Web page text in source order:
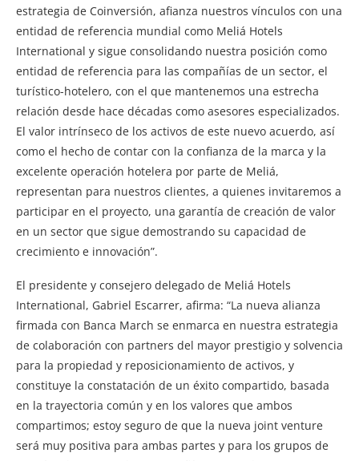
estrategia de Coinversión, afianza nuestros vínculos con una
entidad de referencia mundial como Meliá Hotels
International y sigue consolidando nuestra posición como
entidad de referencia para las compañías de un sector, el
turístico-hotelero, con el que mantenemos una estrecha
relación desde hace décadas como asesores especializados.
El valor intrínseco de los activos de este nuevo acuerdo, así
como el hecho de contar con la confianza de la marca y la
excelente operación hotelera por parte de Meliá,
representan para nuestros clientes, a quienes invitaremos a
participar en el proyecto, una garantía de creación de valor
en un sector que sigue demostrando su capacidad de
crecimiento e innovación”.
El presidente y consejero delegado de Meliá Hotels
International, Gabriel Escarrer, afirma: “La nueva alianza
firmada con Banca March se enmarca en nuestra estrategia
de colaboración con partners del mayor prestigio y solvencia
para la propiedad y reposicionamiento de activos, y
constituye la constatación de un éxito compartido, basada
en la trayectoria común y en los valores que ambos
compartimos; estoy seguro de que la nueva joint venture
será muy positiva para ambas partes y para los grupos de